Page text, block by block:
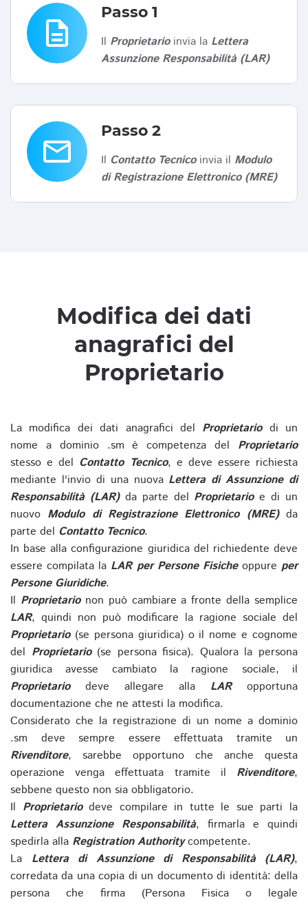
description
Passo 1
Il Proprietarioinvia la Lettera
Assunzione Responsabilità (LAR)
email
Passo 2
Il Contatto Tecnicoinvia il Modulo
di Registrazione Elettronico (MRE)
Modifica dei dati
anagrafici del
Proprietario
La modifica dei dati anagrafici del Proprietariodi un
nome a dominio .sm è competenza del Proprietario
stesso e del Contatto Tecnico, e deve essere richiesta
mediante l'invio di una nuova Lettera di Assunzione di
Responsabilità (LAR)da parte del Proprietarioe di un
nuovo Modulo di Registrazione Elettronico (MRE)da
parte del Contatto Tecnico.
In base alla configurazione giuridica del richiedente deve
essere compilata la LAR per Persone Fisicheoppure per
Persone Giuridiche.
Il Proprietarionon può cambiare a fronte della semplice
LAR, quindi non può modificare la ragione sociale del
Proprietario(se persona giuridica) o il nome e cognome
del Proprietario(se persona fisica). Qualora la persona
giuridica avesse cambiato la ragione sociale, il
Proprietariodeve allegare alla LARopportuna
documentazione che ne attesti la modifica.
Considerato che la registrazione di un nome a dominio
.sm deve sempre essere effettuata tramite un
Rivenditore, sarebbe opportuno che anche questa
operazione venga effettuata tramite il Rivenditore,
sebbene questo non sia obbligatorio.
Il Proprietariodeve compilare in tutte le sue parti la
Lettera Assunzione Responsabilità, firmarla e quindi
spedirla alla Registration Authoritycompetente.
La Lettera di Assunzione di Responsabilità (LAR),
corredata da una copia di un documento di identità: della
persona che firma (Persona Fisica o legale